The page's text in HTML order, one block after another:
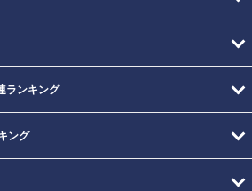
ランキング
ング